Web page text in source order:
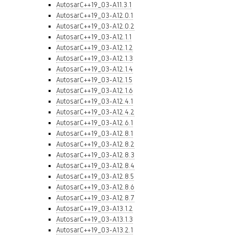
AutosarC++19_03-A11.3.1
AutosarC++19_03-A12.0.1
AutosarC++19_03-A12.0.2
AutosarC++19_03-A12.1.1
AutosarC++19_03-A12.1.2
AutosarC++19_03-A12.1.3
AutosarC++19_03-A12.1.4
AutosarC++19_03-A12.1.5
AutosarC++19_03-A12.1.6
AutosarC++19_03-A12.4.1
AutosarC++19_03-A12.4.2
AutosarC++19_03-A12.6.1
AutosarC++19_03-A12.8.1
AutosarC++19_03-A12.8.2
AutosarC++19_03-A12.8.3
AutosarC++19_03-A12.8.4
AutosarC++19_03-A12.8.5
AutosarC++19_03-A12.8.6
AutosarC++19_03-A12.8.7
AutosarC++19_03-A13.1.2
AutosarC++19_03-A13.1.3
AutosarC++19_03-A13.2.1